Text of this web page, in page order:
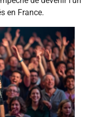
en France.